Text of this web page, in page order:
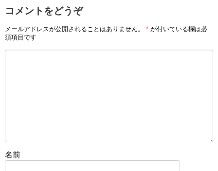
コメントをどうぞ
メールアドレスが公開されることはありません。 * が付いている欄は必
須項目です
名前